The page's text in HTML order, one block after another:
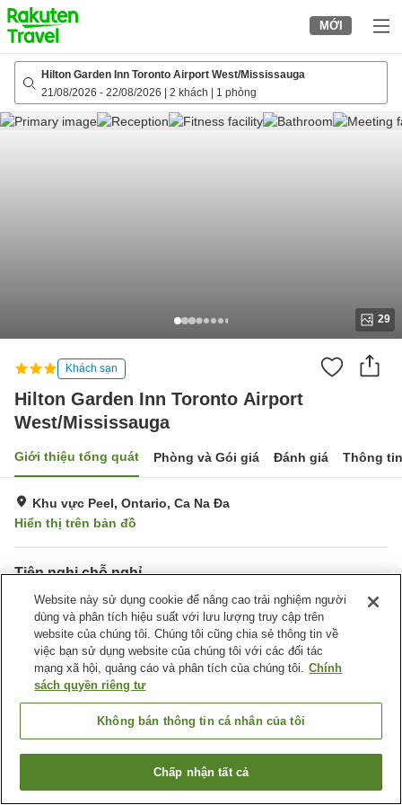
to
top
page
MỚI
Hilton Garden Inn Toronto Airport West/Mississauga
21/08/2026 - 22/08/2026 2 khách 1 phòng
29
Khách sạn
Hilton Garden Inn Toronto Airport
West/Mississauga
Giới thiệu tổng quát Phòng và Gói giá Đánh giá Thông
Khu vực Peel, Ontario, Ca Na Đa
Hiển thị trên bản đồ
Tiện nghi chỗ nghỉ
Hồ bơi ngoài trời Hồ bơi trong nhà
Trang chủ Ca Na Đa Ontario
Khu vực Peel
Hilton Garden Inn Toronto Airport West/Mississauga
Tìm phòng trống
Website này sử dụng cookie để nâng cao trải nghiệm người
dùng và phân tích hiệu suất với lưu lượng truy cập trên
website của chúng tôi. Chúng tôi cũng chia sẻ thông tin về
việc bạn sử dụng website của chúng tôi với các đối tác
mạng xã hội, quảng cáo và phân tích của chúng tôi. Chính
sách quyền riêng tư
Không bán thông tin cá nhân của tôi
Chấp nhận tất cả